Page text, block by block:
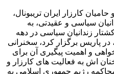
کارزار ایران تریبونال،
سیاسی و عقیدتی، به
زندانیان سیاسی در دهه
شصت، روز شنبه اول اکتبر ٢٠١١، در پاریس برگزار کرد، سخنرانی
و اهمیت پیگیری آن برای
اش به فعالیت های کارزار و
رژیم جمهوری اسلامی به